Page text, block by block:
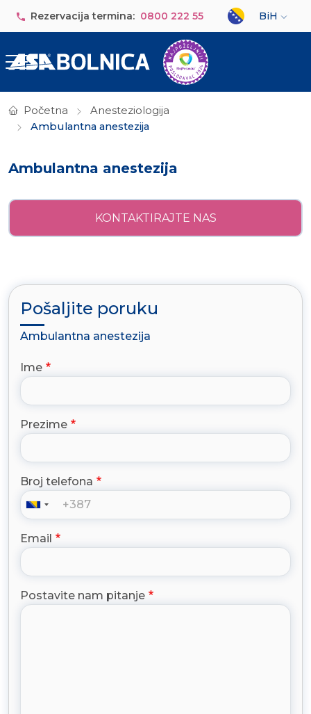
Rezervacija termina: 0800 222 55
Select your
BiH
Početna
Anesteziologija
Ambulantna anestezija
Ambulantna anestezija
KONTAKTIRAJTE NAS
Pošaljite poruku
Ambulantna anestezija
Ime
Prezime
Broj telefona
Email
Postavite nam pitanje